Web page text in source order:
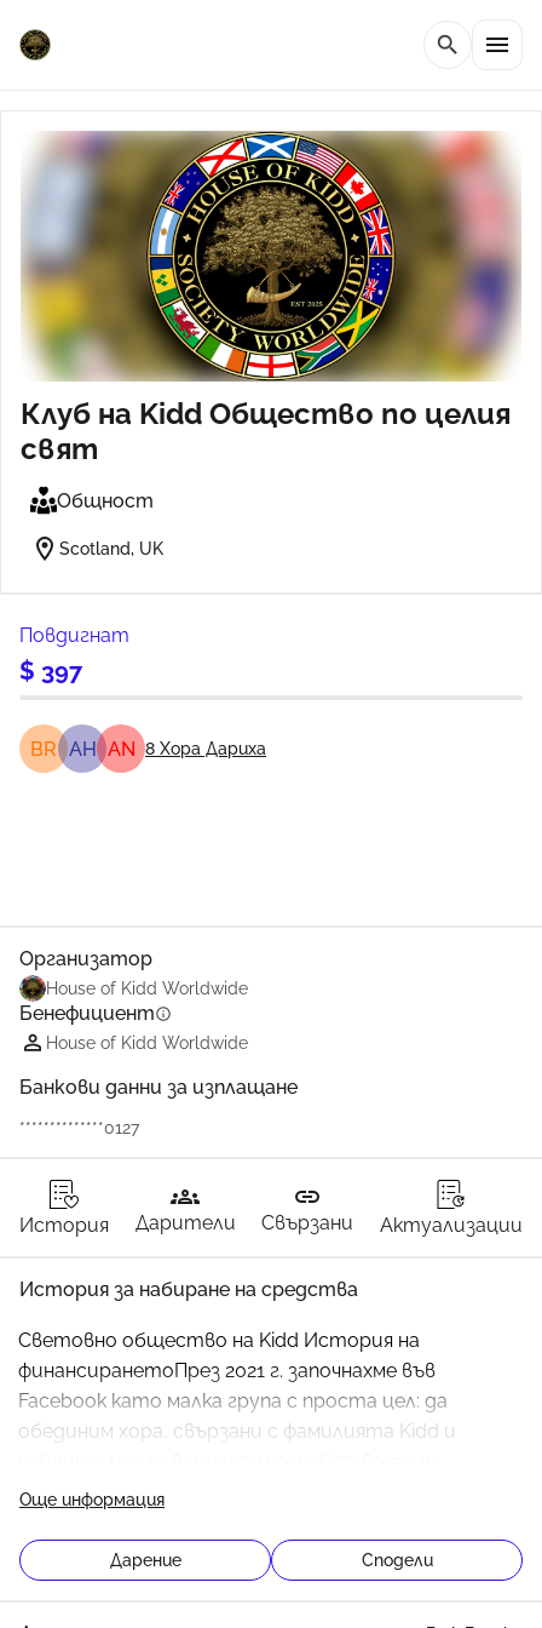
search menu
Клуб на Kidd Общество по целия
свят
Общност
location_on Scotland, UK
Повдигнат
$ 397
BR АН AN 8 Хора Дариха
Организатор
House of Kidd Worldwide
Бенефициентinfo
House of Kidd Worldwide
Банкови данни за изплащане
**************0127
История
groups
Дарители
link
Свързани Актуализации
История за набиране на средства
Световно общество на Kidd История на
финансиранетоПрез 2021 г. започнахме във
Facebook като малка група с проста цел: да
обединим хора, свързани с фамилията Kidd и
имената. Докато Kidd е най-често използваният
опаковката ние не сме изцяло базирани на Kidd.
Посрещаме и представяме всички варианти и
Още информация
Дарение Сподели